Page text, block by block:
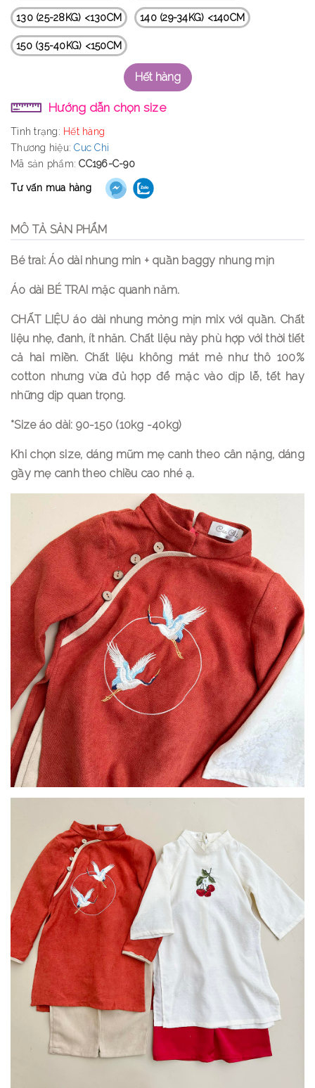
130 (25-28KG) <130CM 140 (29-34KG) <140CM
150 (35-40KG) <150CM
Hết hàng
Hướng dẫn chọn size
Tình trạng: Hết hàng
Thương hiệu:Cuc Chi
Mã sản phẩm:CC196-C-90
Tư vấn mua hàng
MÔ TẢ SẢN PHẨM
Bé trai: Áo dài nhung min + quần baggy nhung mịn
Áo dài BÉ TRAI mặc quanh năm.
CHẤT LIỆU áo dài nhung mỏng mịn mix với quần. Chất
liệu nhẹ, đanh, ít nhăn. Chất liệu này phù hợp với thời tiết
cả hai miền. Chất liệu không mát mẻ như thô 100%
cotton nhưng vừa đủ hợp để mặc vào dịp lễ, tết hay
những dịp quan trọng.
*Size áo dài: 90-150 (10kg -40kg)
Khi chọn size, dáng mũm mẹ canh theo cân nặng, dáng
gầy mẹ canh theo chiều cao nhé ạ.